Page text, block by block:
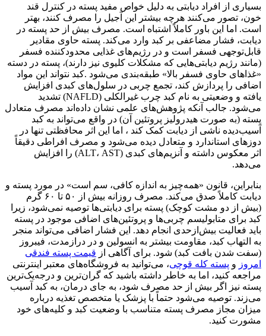
بسیاری از افراد دیابتی به دلیل خواص مفید پسته در کنترل قند
خون، تصور می‌کنند هرچه بیشتر این آجیل را مصرف کنند، بهتر
است. اما این باور کاملاً اشتباه است. مصرف بیش از حد پسته در
دیابت، فشار مضاعفی بر کبد وارد می‌کند. پسته حاوی مقادیر
قابل‌توجهی فسفر است و در رژیم‌های غذایی محدودکننده فسفر
(مانند رژیم دیابتی‌هایی که مشکلات کلیوی نیز دارند)، پسته در دسته
«غذاهای حاوی فسفر بالا» طبقه‌بندی می‌شود .کبد نتواند این مواد
اضافی را پردازش کند، تجمع چربی در سلول‌های کبدی افزایش
یافته و وضعیتی به نام کبد چرب غیرالکلی (NAFLD) تشدید
می‌شود. جالب آنکه پژوهش‌های علمی نشان داده‌اند مصرف متعادل
پسته (به صورت هیدرولیز پروتئین آن) در واقع می‌تواند به کبد
آسیب‌دیده ناشی از دیابت کمک کند ، اما این اثر محافظتی تنها در
دوزهای استاندارد و متعادل دیده می‌شود و مصرف افراطی دقیقاً
اثر معکوس داشته و آنزیم‌های کبدی (ALT، AST) را افزایش
می‌دهد.
بنابراین، قانون «همه‌چیز به اندازه کافی، سم است» در مورد پسته و
دیابت کاملاً صدق می‌کند. مصرف روزانه بیش از ۵۰ تا ۶۰ گرم
(بیش از دو مشت کوچک) پسته برای دیابتی‌ها توصیه نمی‌شود، زیرا
کبد برای متابولیسم چربی‌ها و پروتئین‌های اضافی موجود در پسته
باید فعالیت بیش‌ازحدی انجام دهد. این فشار اضافی می‌تواند منجر
به التهاب کبد، مقاومت بیشتر به انسولین و در درازمدت، فیبروز
(سفت شدن بافت کبد) شود. برای آگاهی از قیمت پسته فندقی
امروز و پسته کله قوچی، می‌توانید به فروشگاه‌های معتبر اینترنتی
مراجعه کنید، اما به خاطر داشته باشید که گران‌ترین و درجه‌یک‌ترین
پسته نیز اگر بیش از حد مصرف شود، به جای درمان، به کبد آسیب
می‌زند. توصیه می‌شود حتماً با پزشک یا متخصص تغذیه درباره
میزان مجاز مصرف پسته متناسب با وضعیت کبد و کلیه‌های خود
مشورت کنید.